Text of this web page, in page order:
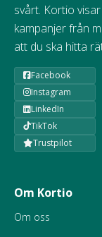
svårt. Kortio
kampanjer från
att du ska hitta
Facebook
Instagram
LinkedIn
TikTok
Trustpilot
Om Kortio
Om oss